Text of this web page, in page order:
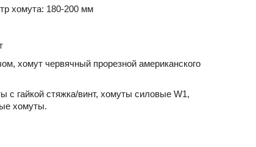
хомута: 180-200 мм
хомут червячный прорезной американского
с гайкой стяжка/винт, хомуты силовые W1,
хомуты.